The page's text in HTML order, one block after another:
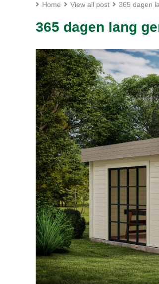
Home View all post 365 dagen
365 dagen lang